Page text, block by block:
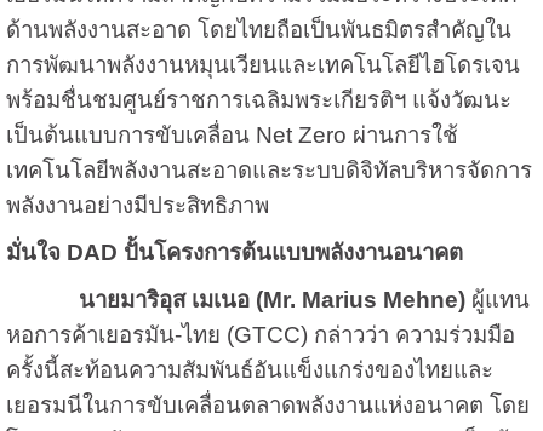
ด้านพลังงานสะอาด โดยไทยถือเป็นพันธมิตรสำคัญใน
การพัฒนาพลังงานหมุนเวียนและเทคโนโลยีไฮโดรเจน
พร้อมชื่นชมศูนย์ราชการเฉลิมพระเกียรติฯ แจ้งวัฒนะ
เป็นต้นแบบการขับเคลื่อน Net Zero ผ่านการใช้
เทคโนโลยีพลังงานสะอาดและระบบดิจิทัลบริหารจัดการ
พลังงานอย่างมีประสิทธิภาพ
มั่นใจ DAD ปั้นโครงการต้นแบบพลังงานอนาคต
นายมาริอุส เมเนอ (Mr. Marius Mehne)ผู้แทน
หอการค้าเยอรมัน-ไทย (GTCC) กล่าวว่า ความร่วมมือ
ครั้งนี้สะท้อนความสัมพันธ์อันแข็งแกร่งของไทยและ
เยอรมนีในการขับเคลื่อนตลาดพลังงานแห่งอนาคต โดย